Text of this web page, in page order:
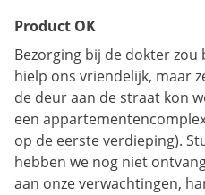
Product OK
Bezorging bij de dokter
hielp ons vriendelijk, maar
de deur aan de straat kon
een
op de eerste verdieping).
hebben we nog niet
aan onze verwachtingen,